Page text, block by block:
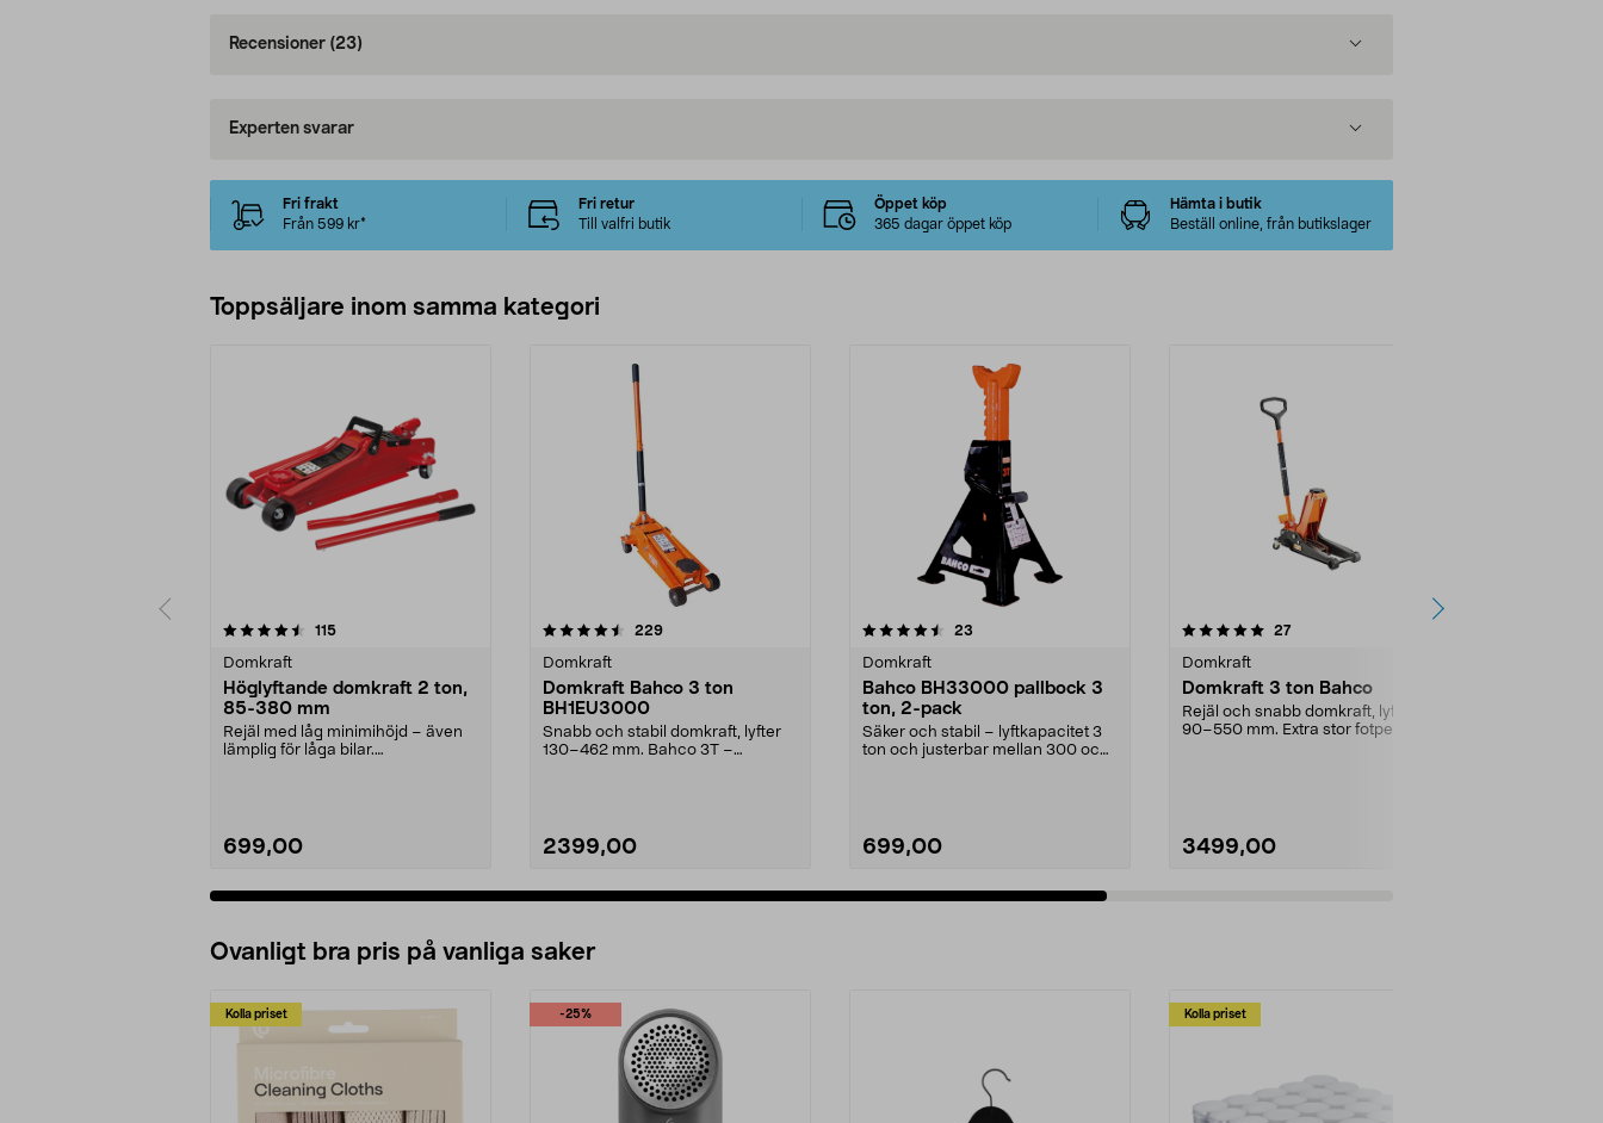
Recensioner (23)
Experten svarar
Fri frakt
Från 599 kr*
Fri retur
Till valfri butik
Öppet köp
365 dagar öppet köp
Hämta i butik
Beställ online, från butikslager
Toppsäljare inom samma kategori
115recensioner
Domkraft
Höglyftande domkraft 2 ton,
85-380 mm
Rejäl med låg minimihöjd – även
lämplig för låga bilar.
699,00
4.5 av 5 stjärnor 229recensioner
Domkraft
Domkraft Bahco 3 ton
BH1EU3000
Snabb och stabil domkraft, lyfter
130–462 mm. Bahco 3T –
2399,00
4.5 av 5 stjärnor 23
Domkraft
Bahco BH33000 pallbock 3
ton, 2-pack
Säker och stabil – lyftkapacitet 3
ton och justerbar mellan 300 och
699,00
5.0 av 5 stjärnor 27recensioner
Domkraft
Domkraft 3 ton Bahco
Rejäl och snabb domkraft, lyfter
90–550 mm. Extra stor fotpedal
3499,00
4.0 av 5 stjärnor
Ovanligt bra pris på vanliga saker
Kolla priset -25% Kolla priset